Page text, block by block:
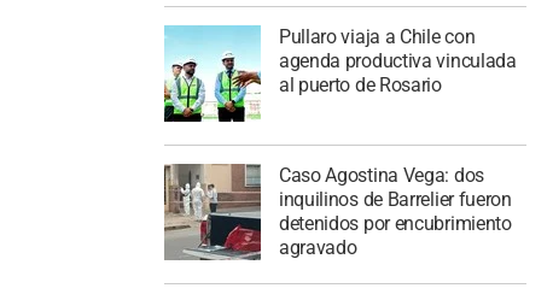
Pullaro viaja a Chile con
agenda productiva vinculada
al puerto de Rosario
Caso Agostina Vega: dos
inquilinos de Barrelier fueron
detenidos por encubrimiento
agravado